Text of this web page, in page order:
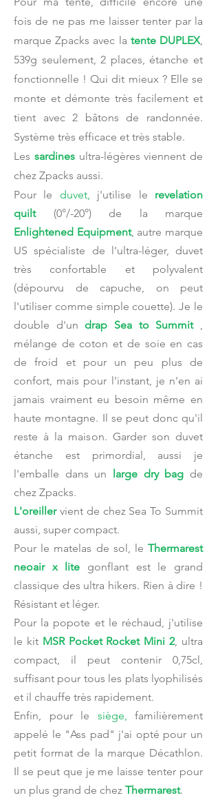
fois de ne pas me laisser tenter par la
marque Zpacks avec la tente DUPLEX,
539g seulement, 2 places, étanche et
fonctionnelle ! Qui dit mieux ? Elle se
monte et démonte très facilement et
tient avec 2 bâtons de randonnée.
Système très efficace et très stable.
Les sardinesultra-légères viennent de
chez Zpacks aussi.
Pour le duvet, j'utilise le revelation
quilt (0°/-20°) de la marque
Enlightened Equipment, autre marque
US spécialiste de l'ultra-léger, duvet
très confortable et polyvalent
(dépourvu de capuche, on peut
l'utiliser comme simple couette). Je le
double d'undrap Sea to Summit ,
mélange de coton et de soie en cas
de froid et pour un peu plus de
confort, mais pour l'instant, je n'en ai
jamais vraiment eu besoin même en
haute montagne. Il se peut donc qu'il
reste à la maison. Garder son duvet
étanche est primordial, aussi je
l'emballe dans un large dry bag de
chez Zpacks.
L'oreillervient de chez Sea To Summit
aussi, super compact.
Pour le matelas de sol, le Thermarest
neoair x lite
gonflant est le grand
classique des ultra hikers. Rien à dire !
Résistant et léger.
Pour la popote et le réchaud, j'utilise
le kit MSR Pocket Rocket Mini 2, ultra
compact, il peut contenir 0,75cl,
suffisant pour tous les plats lyophilisés
et il chauffe très rapidement.
Enfin, pour le siège, familièrement
appelé le "Ass pad" j'ai opté pour un
petit format de la marque Décathlon.
Il se peut que je me laisse tenter pour
un plus grand de chez Thermarest.